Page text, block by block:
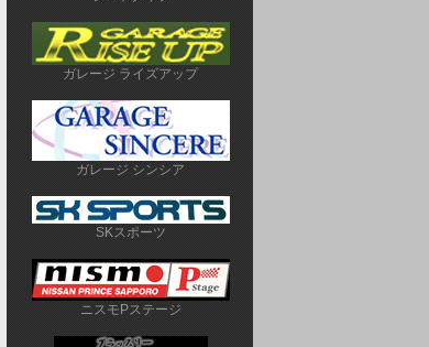
ガレージ ライズアップ
ガレージ シンシア
SKスポーツ
ニスモPステージ